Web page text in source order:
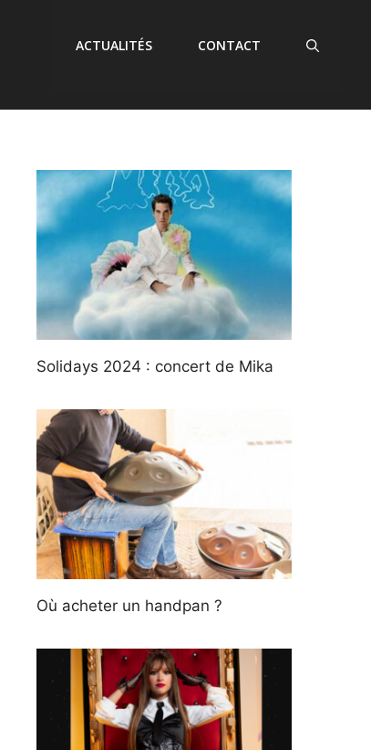
ACTUALITÉS CONTACT
Solidays 2024 : concert de Mika
Où acheter un handpan ?